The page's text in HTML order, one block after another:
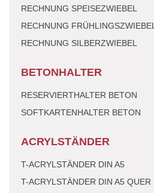
RECHNUNG SPEISEZWIEBEL
RECHNUNG FRÜHLINGSZWIEBEL
RECHNUNG SILBERZWIEBEL
BETONHALTER
RESERVIERTHALTER BETON
SOFTKARTENHALTER BETON
ACRYLSTÄNDER
T-ACRYLSTÄNDER DIN A5
T-ACRYLSTÄNDER DIN A5 QUER